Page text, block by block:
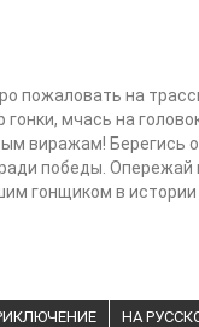
пожаловать на
гонки, мчась на
виражам! Берегись
победы. Опережай
гонщиком в истории
НА